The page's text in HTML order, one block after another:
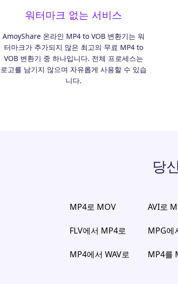
워터마크 없는 서비스
AmoyShare 온라인 MP4 to VOB 변환기는 워
터마크가 추가되지 않은 최고의 무료 MP4 to
VOB 변환기 중 하나입니다. 전체 프로세스는
로고를 남기지 않으며 자유롭게 사용할 수 있습
니다.
당
MP4로 MOV AVI로
FLV에서 MP4로 MPG에
MP4에서 WAV로 MP4를